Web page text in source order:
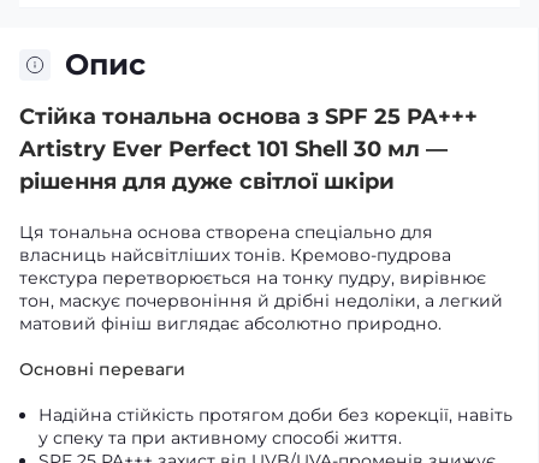
Опис
Стійка тональна основа з SPF 25 PA+++
Artistry Ever Perfect 101 Shell 30 мл —
рішення для дуже світлої шкіри
Ця тональна основа створена спеціально для
власниць найсвітліших тонів. Кремово‑пудрова
текстура перетворюється на тонку пудру, вирівнює
тон, маскує почервоніння й дрібні недоліки, а легкий
матовий фініш виглядає абсолютно природно.
Основні переваги
Надійна стійкість протягом доби без корекції, навіть
у спеку та при активному способі життя.